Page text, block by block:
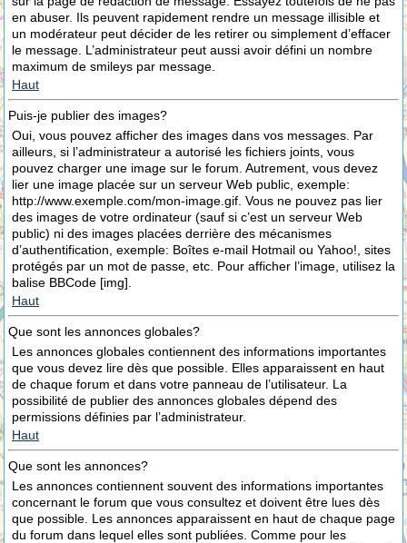
en abuser. Ils peuvent rapidement rendre un message illisible et
un modérateur peut décider de les retirer ou simplement d’effacer
le message. L’administrateur peut aussi avoir défini un nombre
maximum de smileys par message.
Haut
Puis-je publier des images?
Oui, vous pouvez afficher des images dans vos messages. Par
ailleurs, si l’administrateur a autorisé les fichiers joints, vous
pouvez charger une image sur le forum. Autrement, vous devez
lier une image placée sur un serveur Web public, exemple:
http://www.exemple.com/mon-image.gif. Vous ne pouvez pas lier
des images de votre ordinateur (sauf si c’est un serveur Web
public) ni des images placées derrière des mécanismes
d’authentification, exemple: Boîtes e-mail Hotmail ou Yahoo!, sites
protégés par un mot de passe, etc. Pour afficher l’image, utilisez la
balise BBCode [img].
Haut
Que sont les annonces globales?
Les annonces globales contiennent des informations importantes
que vous devez lire dès que possible. Elles apparaissent en haut
de chaque forum et dans votre panneau de l’utilisateur. La
possibilité de publier des annonces globales dépend des
permissions définies par l’administrateur.
Haut
Que sont les annonces?
Les annonces contiennent souvent des informations importantes
concernant le forum que vous consultez et doivent être lues dès
que possible. Les annonces apparaissent en haut de chaque page
du forum dans lequel elles sont publiées. Comme pour les